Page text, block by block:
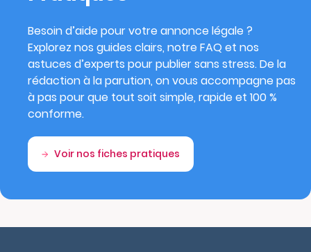
Besoin d’aide pour votre annonce légale ?
Explorez nos guides clairs, notre FAQ et nos
astuces d’experts pour publier sans stress. De la
rédaction à la parution, on vous accompagne pas
à pas pour que tout soit simple, rapide et 100 %
conforme.
Voir nos fiches pratiques